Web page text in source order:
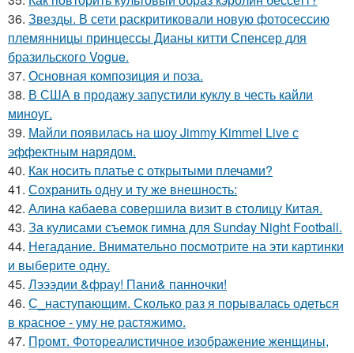
36. Звезды. В сети раскритиковали новую фотосессию
племянницы принцессы Дианы китти Спенсер для
бразильского Vogue.
37. Основная композиция и поза.
38. В США в продажу запустили куклу в честь кайли
миноуг.
39. Майли появилась на шоу Jimmy Kimmel Live с
эффектным нарядом.
40. Как носить платье с открытыми плечами?
41. Сохранить одну и ту же внешность:
42. Алина кабаева совершила визит в столицу Китая.
43. За кулисами съемок гимна для Sunday Night Football.
44. Негадание. Внимательно посмотрите на эти картинки
и выберите одну.
45. Лэээдии &фрау! Пани& панночки!
46. С_наступающим. Сколько раз я порывалась одеться
в красное - уму не растяжимо.
47. Промт. Фотореалистичное изображение женщины,